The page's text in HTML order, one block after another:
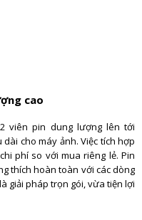
cao
viên pin dung lượng lên tới
cho máy ảnh. Việc tích hợp
phí so với mua riêng lẻ. Pin
thích hoàn toàn với các dòng
giải pháp trọn gói, vừa tiện lợi